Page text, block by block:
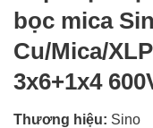
bọc mica
Cu/Mica/
3x6+1x4
Thương hiệu: Sino